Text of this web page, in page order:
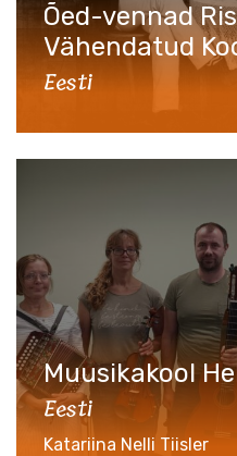
Õed-vennad
Vähendatud
Eesti
Muusikakool
Eesti
Katariina Nelli Tiisler